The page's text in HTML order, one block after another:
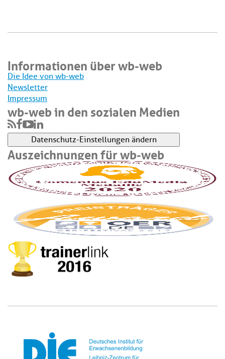
Informationen über wb-web
Die Idee von wb-web
Newsletter
Impressum
wb-web in den sozialen Medien
Datenschutz-Einstellungen ändern
Auszeichnungen für wb-web